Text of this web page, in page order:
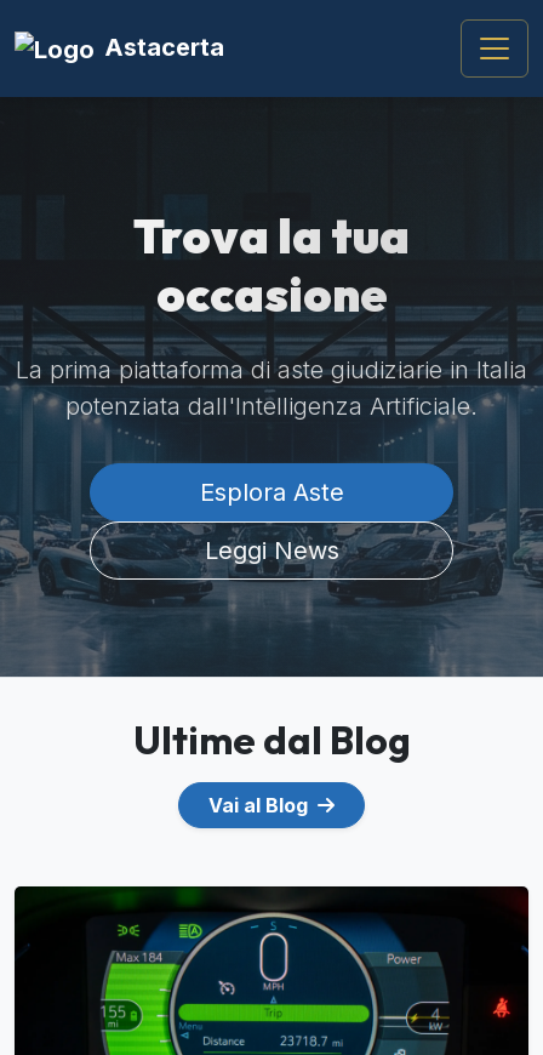
Astacerta
Trova la tua
occasione
La prima piattaforma di aste giudiziarie in Italia
potenziata dall'Intelligenza Artificiale.
Esplora Aste
Leggi News
Ultime dal Blog
Vai al Blog